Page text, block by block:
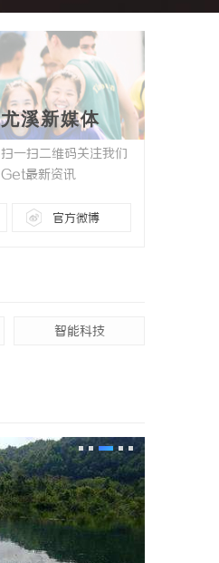
尤溪新媒体
扫一扫二维码关注我们
Get最新资讯
官方微博
智能科技